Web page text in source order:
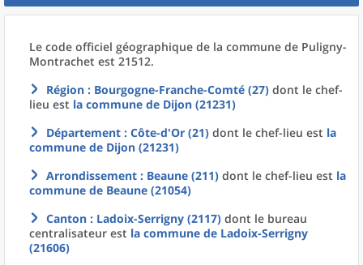
Le code officiel géographique de la commune de Puligny-
Montrachet est 21512.
Région : Bourgogne-Franche-Comté (27) dont le chef-
lieu est la commune de Dijon (21231)
Département : Côte-d'Or (21) dont le chef-lieu est la
commune de Dijon (21231)
Arrondissement : Beaune (211) dont le chef-lieu est la
commune de Beaune (21054)
Canton : Ladoix-Serrigny (2117) dont le bureau
centralisateur est la commune de Ladoix-Serrigny
(21606)